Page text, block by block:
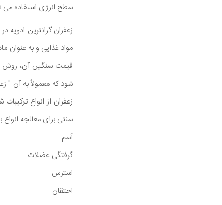
سطح انرژی استفاده می
شود که معمولاً به آن "
زعفران از انواع
سنتی برای معالجه انواع
آسم
گرفتگی عضلات
استرس
احتقان